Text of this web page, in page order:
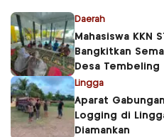
Daerah
Mahasiswa KKN
Bangkitkan
Desa Tembeling
Lingga
Aparat
Logging di
Diamankan